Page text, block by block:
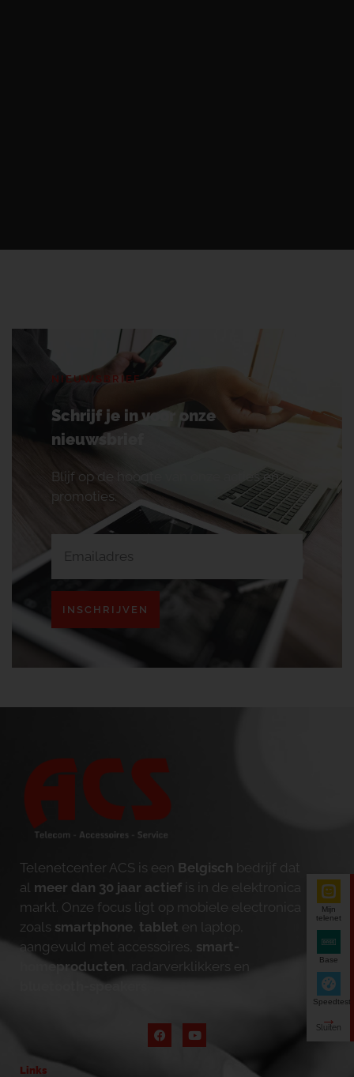
NIEUWSBRIEF
Schrijf je in voor onze
nieuwsbrief
Blijf op de hoogte van onze acties en
promoties.
INSCHRIJVEN
Telenetcenter ACS is een Belgisch bedrijf dat
al meer dan 30 jaar actief is in de elektronica
markt. Onze focus ligt op mobiele electronica
zoals smartphone tablet en laptop,
aangevuld met accessoires, smart-
homeproducten , radarverklikkers en
bluetooth-speakers
Links
Mijn
telenet
Base
Speedtest